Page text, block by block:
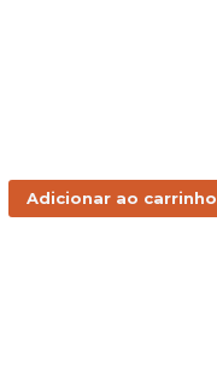
Adicionar ao carrinho